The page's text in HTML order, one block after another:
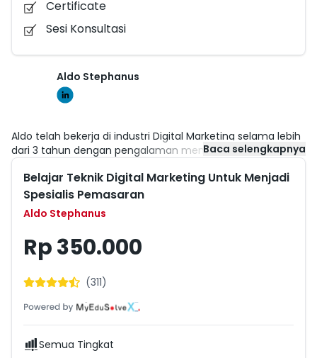
(HP/Laptop/Komputer) dengan koneksi internet;
dan 3.Mengerti mengenai dasar digital marketing
Sesi Konsultasi: Setiap Senin, jam 10.00 WIB - 11.00 WIB
Peserta harus menyelesikan semua materi terlebih
dahul sebelum bisa mengikuti sesi konsultasi.
Certificate
Sesi Konsultasi
Aldo Stephanus
Aldo telah bekerja di industri Digital Marketing selama lebih
dari 3 tahun dengan pengalaman menangani perusahaan
Fortune 500 (termasuk Macy's, British Airways, RBC, dan
The Adecco Group). Aldo melakukan SEO untuk situs e-
commerce yang kompleks dan telah berhasil menjalankan
kampanye media berbayar dengan total> $ 1 Juta USD di
seluruh Asia, Eropa, dan Amerika Utara, Di luar pekerjaan 9-
to-5-nya, Aldo mengajarkan kursus SEO dengan Canada
Marketing Associationi (CMA) untuk eksekutif bisnis dan
menjalankannya start-up e-commercenya sendiri.
Baca selengkapnya
Belajar Teknik Digital Marketing Untuk Menjadi
Spesialis Pemasaran
Aldo Stephanus
Rp 350.000
(311)
Semua Tingkat